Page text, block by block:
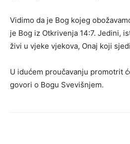
Vidimo da je Bog kojeg
je Bog iz Otkrivenja 14:7. Jedini,
živi u vjeke vjekova, Onaj koji
U idućem proučavanju promotrit
govori o Bogu Svevišnjem.